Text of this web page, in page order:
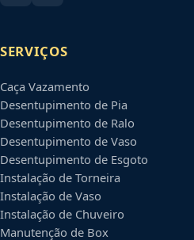
SERVIÇOS
Caça Vazamento
Desentupimento de Pia
Desentupimento de Ralo
Desentupimento de Vaso
Desentupimento de Esgoto
Instalação de Torneira
Instalação de Vaso
Instalação de Chuveiro
Manutenção de Box